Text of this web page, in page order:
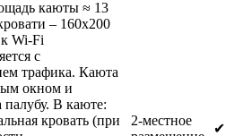
каюты ≈ 13
– 160х200
Wi-Fi
с
трафика. Каюта
окном и
В каюте:
кровать (при
2-местное
✔